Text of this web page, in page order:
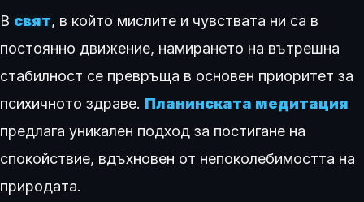
В свят, в който мислите и чувствата ни са в
постоянно движение, намирането на вътрешна
стабилност се превръща в основен приоритет за
психичното здраве. Планинската медитация
предлага уникален подход за постигане на
спокойствие, вдъхновен от непоколебимостта на
природата.